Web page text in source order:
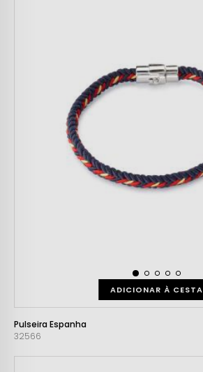
ADICIONAR À CESTA
Pulseira Espanha
32566